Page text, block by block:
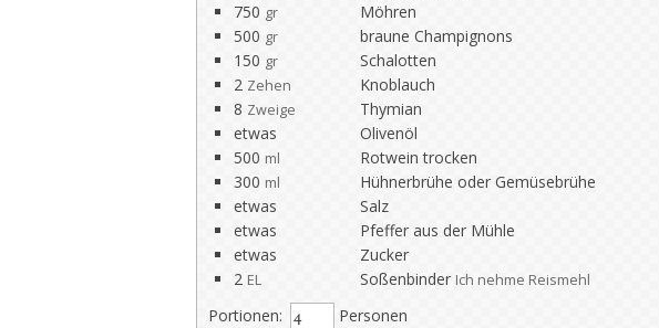
750 gr
Möhren
500 gr
braune Champignons
150 gr
Schalotten
2 Zehen
Knoblauch
8 Zweige
Thymian
etwas
Olivenöl
500 ml
Rotwein trocken
300 ml
Hühnerbrühe oder Gemüsebrühe
etwas
Salz
etwas
Pfeffer aus der Mühle
etwas
Zucker
2 EL Soßenbinder Ich nehme Reismehl
Portionen: Personen